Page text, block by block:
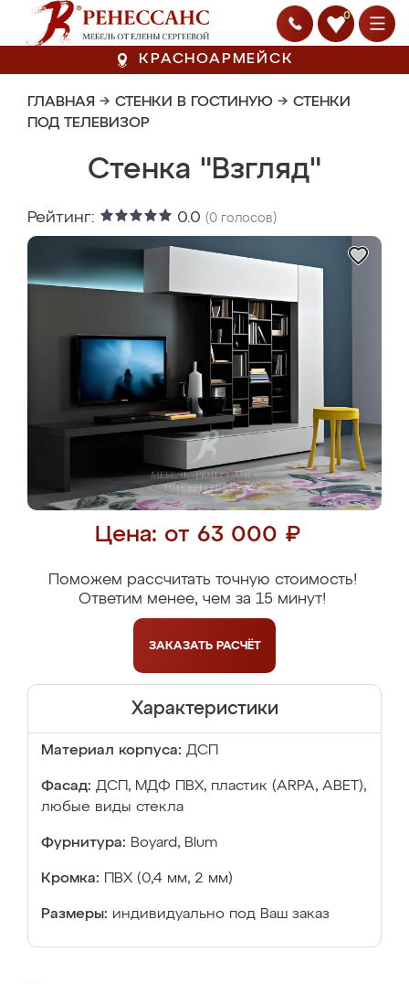
0
КРАСНОАРМЕЙСК
ГЛАВНАЯ → СТЕНКИ В ГОСТИНУЮ → СТЕНКИ
ПОД ТЕЛЕВИЗОР
Стенка "Взгляд"
Рейтинг: 0.0 (0 голосов)
Цена: от 63 000 ₽
Поможем рассчитать точную стоимость!
Ответим менее, чем за 15 минут!
ЗАКАЗАТЬ РАСЧЁТ
Характеристики
Материал корпуса: ДСП
Фасад: ДСП, МДФ ПВХ, пластик (ARPA, ABET),
любые виды стекла
Фурнитура: Boyard, Blum
Кромка: ПВХ (0,4 мм, 2 мм)
Размеры: индивидуально под Ваш заказ